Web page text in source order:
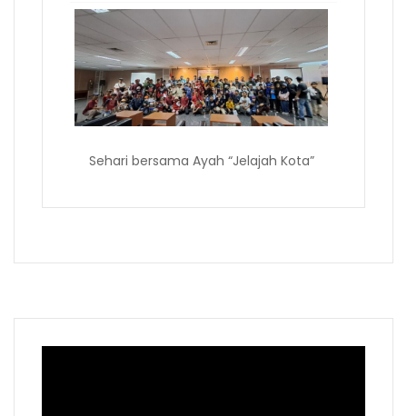
Sehari bersama Ayah “Jelajah Kota”